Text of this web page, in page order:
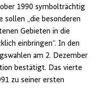
1990 symbolträchtig
sollen „die besonderen
Gebieten in die
einbringen“. In den
am 2. Dezember
bestätigt. Das vierte
zu seiner ersten